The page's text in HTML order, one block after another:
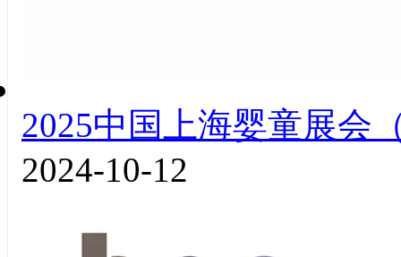
2025中国上海婴童展会
2024-10-12